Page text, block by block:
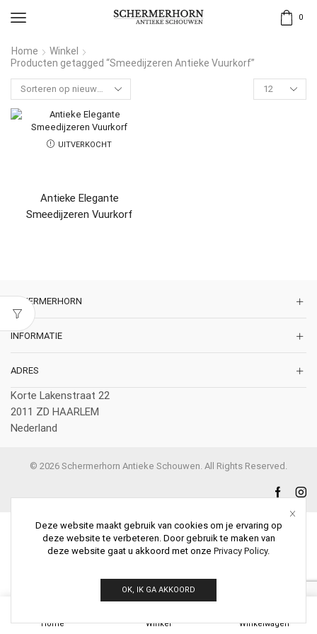
0
Home
Winkel
Producten getagged “Smeedijzeren Antieke Vuurkorf”
UITVERKOCHT
Antieke Elegante
Smeedijzeren Vuurkorf
SCHERMERHORN
INFORMATIE
ADRES
Korte Lakenstraat 22
2011 ZD HAARLEM
Nederland
© 2026 Schermerhorn Antieke Schouwen. All Rights Reserved.
Home Winkel Winkelwagen
Deze website maakt gebruik van cookies om je ervaring op
deze website te verbeteren. Door gebruik te maken van
deze website gaat u akkoord met onze Privacy Policy.
OK, IK GA AKKOORD